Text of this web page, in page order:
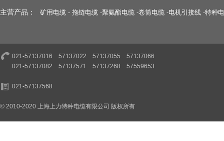
主营产品： 矿用电缆 - 拖链电缆 -聚氨酯电缆 -卷筒电缆 -电机引接线 -特种
021-57137016 57137022 57137055 57137066
021-57137082 57137571 57137268 57559653
021-57137568
© 2010-2020 上海上力特种电缆有限公司 版权所有